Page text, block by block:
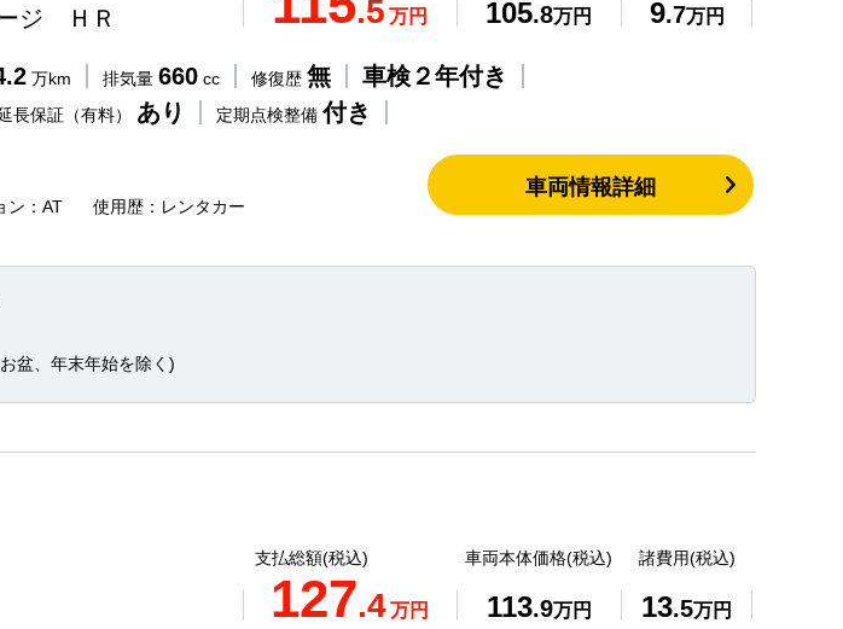
ジ ＨＲ .5 万円 105.8万円 9.7万円
万km 排気量 660 cc 修復歴 無 車検２年付き
長保証（有料） あり 定期点検整備付き
ン：AT
使用歴：レンタカー
車両情報詳細
盆、年末年始を除く)
支払総額(税込)
127.4万円
車両本体価格(税込)
113.9万円
諸費用(税込)
13.5万円